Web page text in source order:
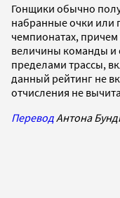
Гонщики обычно
набранные очки или
чемпионатах,
величины команды и
пределами трассы,
данный рейтинг не
отчисления не
ПереводАнтона